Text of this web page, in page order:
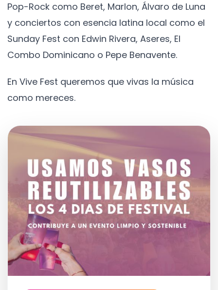
Pop-Rock como Beret, Marlon, Álvaro de Luna
y conciertos con esencia latina local como el
Sunday Fest con Edwin Rivera, Aseres, El
Combo Dominicano o Pepe Benavente.
En Vive Fest queremos que vivas la música
como mereces.